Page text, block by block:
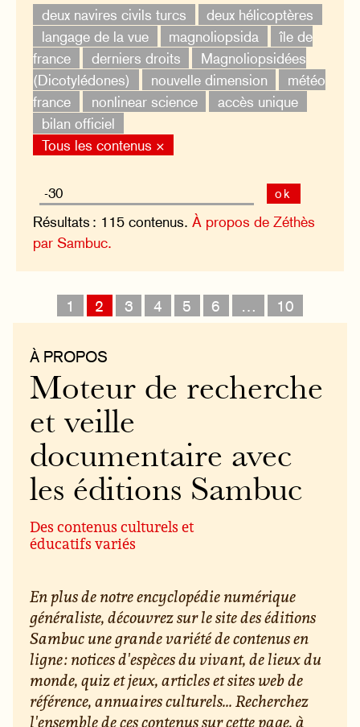
deux navires civils turcs
deux hélicoptères
langage de la vue
magnoliopsida
île de
france
derniers droits
Magnoliopsidées
(Dicotylédones)
nouvelle dimension
météo
france
nonlinear science
accès unique
bilan officiel
Tous les contenus ×
ok
Résultats : 115 contenus.À propos de Zéthès
par Sambuc.
1 2 3 4 5 6 … 10
À PROPOS
Moteur de recherche
et veille
documentaire avec
les éditions Sambuc
Des contenus culturels et
éducatifs variés
En plus de notre encyclopédie numérique
généraliste, découvrez sur le site des éditions
Sambuc une grande variété de contenus en
ligne : notices d'espèces du vivant, de lieux du
monde, quiz et jeux, articles et sites web de
référence, annuaires culturels... Recherchez
l'ensemble de ces contenus sur cette page, à